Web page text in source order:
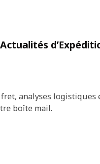
analyses logistiques
boîte mail.